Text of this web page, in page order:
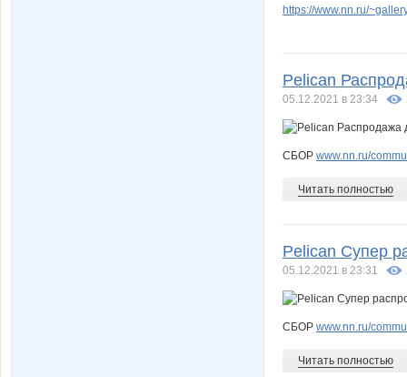
https://www.nn.ru/
Pelican
05.12.2021 в 23:34
СБОР www.nn.ru/
Читать полностью
Pelican Супер
05.12.2021 в 23:31
СБОР www.nn.ru/
Читать полностью